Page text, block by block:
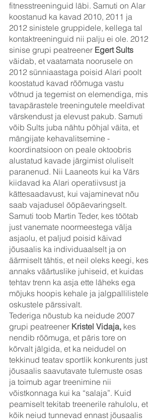
fitnesstreeninguid läbi. Samuti on Alar
koostanud ka kavad 2010, 2011 ja
2012 sinistele gruppidele, kellega tal
kontaktreeninguid nii palju ei ole. 2012
sinise grupi peatreener Egert Sults
väidab, et vaatamata noorusele on
2012 sünniaastaga poisid Alari poolt
koostatud kavad rõõmuga vastu
võtnud ja tegemist on elemendiga, mis
tavapärastele treeningutele meeldivat
värskendust ja elevust pakub. Samuti
võib Sults juba nähtu põhjal väita, et
mängijate kehavalitsemine -
koordinatsioon on peale oktoobris
alustatud kavade järgimist oluliselt
paranenud. Nii Laaneots kui ka Värs
kiidavad ka Alari operatiivsust ja
kättesaadavust, kui vajaminevat nõu
saab vajadusel ööpäevaringselt.
Samuti toob Martin Teder, kes töötab
just vanemate noormeestega välja
asjaolu, et paljud poisid käivad
jõusaalis ka individuaalselt ja on
äärmiselt tähtis, et neil oleks keegi, kes
annaks väärtuslike juhiseid, et kuidas
tehtav trenn ka asja ette läheks ega
mõjuks hoopis kehale ja jalgpallilistele
oskustele pärssivalt.
Tederiga nõustub ka neidude 2007
grupi peatreener Kristel Vidaja, kes
nendib rõõmuga, et päris tore on
kõrvalt jälgida, et ka neidudel on
tekkinud teatav sportlik konkurents just
jõusaalis saavutavate tulemuste osas
ja toimub agar treenimine nii
võistkonnaga kui ka “salaja”. Kuid
peamiselt tekitab treenerile rahulolu, et
kõik neiud tunnevad ennast jõusaalis